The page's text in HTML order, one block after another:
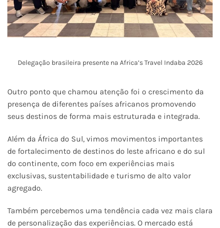
Delegação brasileira presente na Africa’s Travel Indaba 2026
Outro ponto que chamou atenção foi o crescimento da
presença de diferentes países africanos promovendo
seus destinos de forma mais estruturada e integrada.
Além da África do Sul, vimos movimentos importantes
de fortalecimento de destinos do leste africano e do sul
do continente, com foco em experiências mais
exclusivas, sustentabilidade e turismo de alto valor
agregado.
Também percebemos uma tendência cada vez mais clara
de personalização das experiências. O mercado está